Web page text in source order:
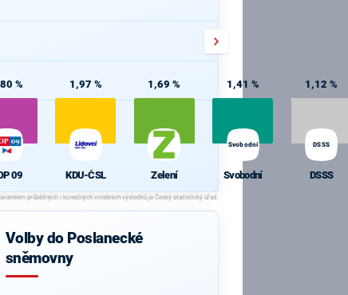
%
09
1,97 %
KDU-ČSL
1,69 %
Zelení
1,41 %
Svobodní
Svobodní
1,12 %
DSSS
DSSS
Volby do Poslanecké
sněmovny